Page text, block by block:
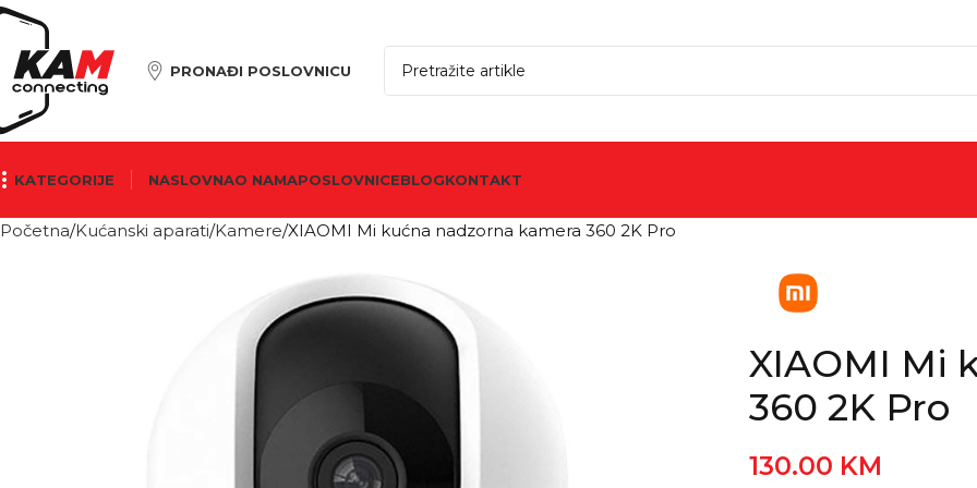
PRONAĐI POSLOVNICU
KATEGORIJE NASLOVNAO NAMAPOSLOVNICEBLOGKONTAKT
Početna Kućanski aparati Kamere XIAOMI Mi kućna nadzorna kamera 360 2K Pro
XIAOMI Mi
360 2K Pro
130.00 KM